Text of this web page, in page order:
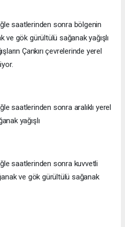
saatlerinden sonra bölgenin
ve gök gürültülü sağanak yağışlı
Çankırı çevrelerinde yerel
saatlerinden sonra aralıklı yerel
yağışlı
saatlerinden sonra kuvvetli
ve gök gürültülü sağanak